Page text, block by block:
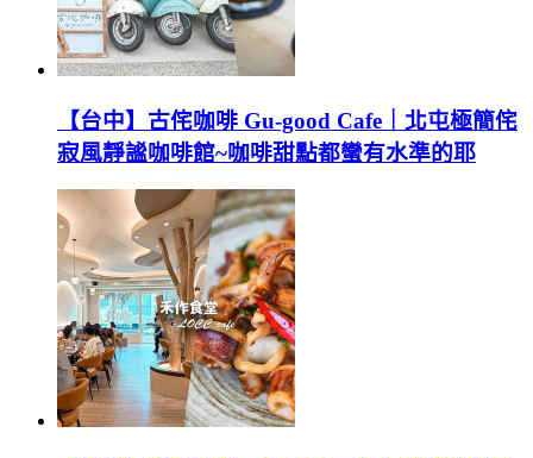
【台中】古侘咖啡 Gu-good Cafe｜北屯極簡侘
寂風靜謐咖啡館~咖啡甜點都蠻有水準的耶